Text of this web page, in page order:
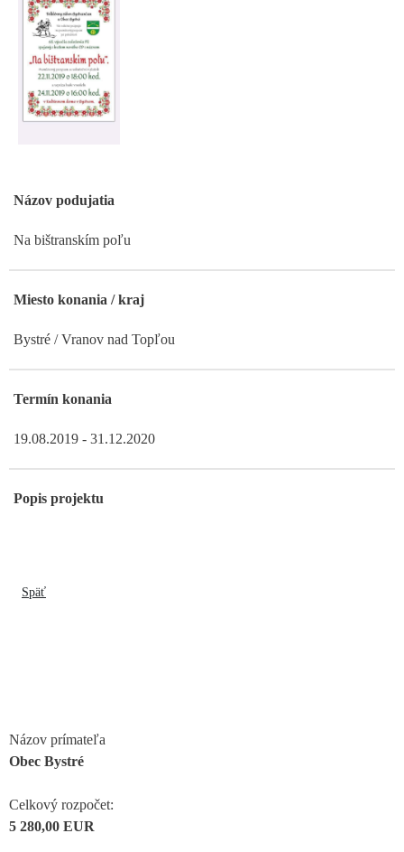
Názov podujatia
Na bištranskím poľu
Miesto konania / kraj
Bystré / Vranov nad Topľou
Termín konania
19.08.2019 - 31.12.2020
Popis projektu
Späť
Názov prímateľa
Obec Bystré
Celkový rozpočet:
5 280,00 EUR